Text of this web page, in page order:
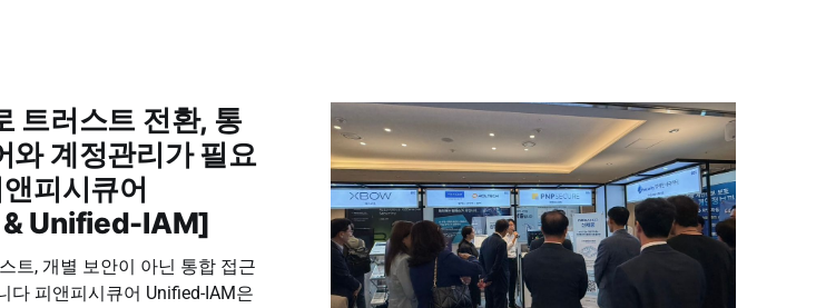
트러스트 전환, 통
와 계정관리가 필요
피시큐어
& Unified-IAM]
트, 개별 보안이 아닌 통합 접근
IAM은